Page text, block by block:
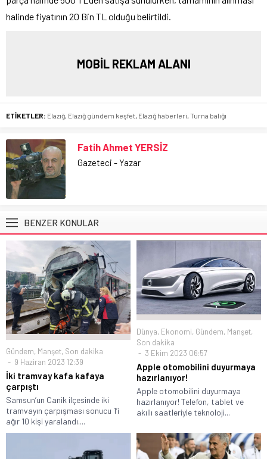
halinde fiyatının 20 Bin TL olduğu belirtildi.
MOBİL REKLAM ALANI
ETİKETLER: Elazığ, Elazığ gündem keşfet, Elazığ haberleri, Turna balığı
Fatih Ahmet YERSİZ
Gazeteci - Yazar
BENZER KONULAR
Gündem, Manşet, Son dakika
9 Haziran 2023 12:39
İki tramvay kafa kafaya
çarpıştı
Samsun’un Canik ilçesinde iki
tramvayın çarpışması sonucu 1’i
ağır 10 kişi yaralandı....
Dünya, Ekonomi, Gündem, Manşet,
Son dakika
3 Ekim 2023 06:57
Apple otomobilini duyurmaya
hazırlanıyor!
Apple otomobilini duyurmaya
hazırlanıyor! Telefon, tablet ve
akıllı saatleriyle teknoloji...